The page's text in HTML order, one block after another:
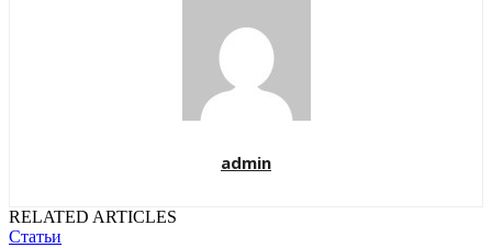
admin
RELATED ARTICLES
Статьи